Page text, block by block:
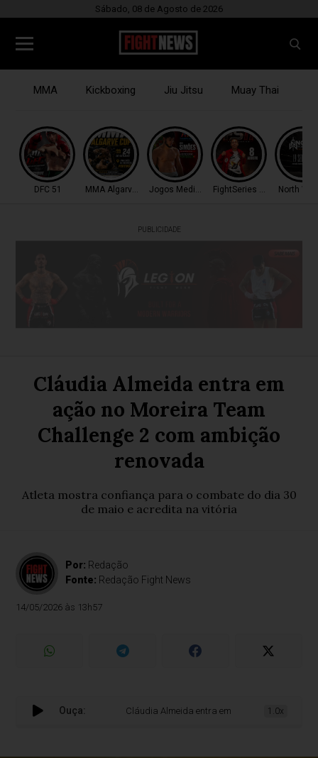
Sábado, 08 de Agosto de 2026
MMA Kickboxing Jiu Jitsu Muay Thai
DFC 51 MMA Algarve CupJogos MediterrâneoFightSeries 11 North
PUBLICIDADE
Cláudia Almeida entra em
ação no Moreira Team
Challenge 2 com ambição
renovada
Atleta mostra confiança para o combate do dia 30
de maio e acredita na vitória
Por: Redação
Fonte: Redação Fight News
14/05/2026 às 13h57
Ouça: Cláudia Almeida entra em ação no Moreira Team
1.0x